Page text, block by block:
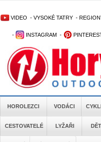
VIDEO - VYSOKÉ TATRY -
- INSTAGRAM -
HOROLEZCI VODÁCI
CESTOVATELÉ LYŽAŘI